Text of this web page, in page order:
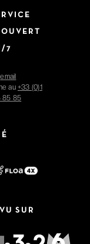
7
email
au +33 (0)1
85 85
VU SUR